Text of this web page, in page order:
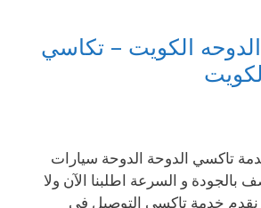
الكويت – تكاسي
ختر خدمة تاكسي الدوحة الدوحة سيارات
بالجودة و السرعة اطلبنا الآن ولا
نقدم خدمة تاكسي التوصيل في